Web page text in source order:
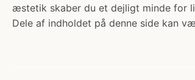
æstetik skaber du et dejligt minde for
Dele af indholdet på denne side kan